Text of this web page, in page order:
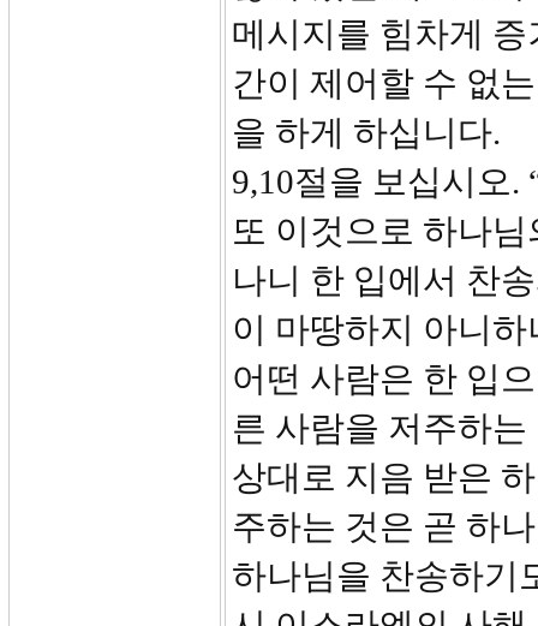
메시지를 힘차게
간이 제어할 수 없
을 하게 하십니다.
9,10절을 보십시오.
또 이것으로 하나
나니 한 입에서 찬
이 마땅하지 아니하
어떤 사람은 한 입
른 사람을 저주하
상대로 지음 받은
주하는 것은 곧 하
하나님을 찬송하기